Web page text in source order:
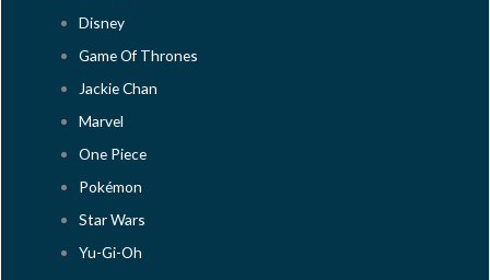
Disney
Game Of Thrones
Jackie Chan
Marvel
One Piece
Pokémon
Star Wars
Yu-Gi-Oh